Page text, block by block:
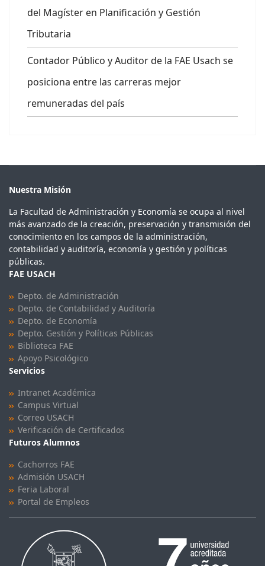
del Magíster en Planificación y Gestión
Tributaria
Contador Público y Auditor de la FAE Usach se
posiciona entre las carreras mejor
remuneradas del país
Nuestra Misión
La Facultad de Administración y Economía se ocupa al nivel
más avanzado de la creación, preservación y transmisión del
conocimiento en los campos de la administración,
contabilidad y auditoría, economía y gestión y políticas
públicas.
FAE USACH
Depto. de Administración
Depto. de Contabilidad y Auditoría
Depto. de Economía
Depto. Gestión y Políticas Públicas
Biblioteca FAE
Apoyo Psicológico
Servicios
Intranet Académica
Campus Virtual
Correo USACH
Verificación de Certificados
Futuros Alumnos
Cachorros FAE
Admisión USACH
Feria Laboral
Portal de Empleos